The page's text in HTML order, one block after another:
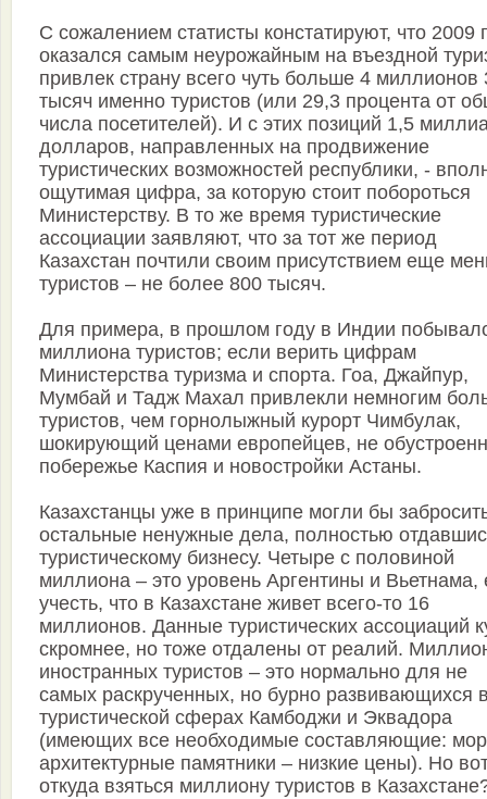
С сожалением статисты констатируют, что 2009
оказался самым неурожайным на въездной
привлек страну всего чуть больше 4 миллионов
тысяч именно туристов (или 29,3 процента от
числа посетителей). И с этих позиций 1,5
долларов, направленных на продвижение
туристических возможностей республики, -
ощутимая цифра, за которую стоит побороться
Министерству. В то же время туристические
ассоциации заявляют, что за тот же период
Казахстан почтили своим присутствием еще
туристов – не более 800 тысяч.
Для примера, в прошлом году в Индии
миллиона туристов; если верить цифрам
Министерства туризма и спорта. Гоа, Джайпур,
Мумбай и Тадж Махал привлекли немногим
туристов, чем горнолыжный курорт Чимбулак,
шокирующий ценами европейцев, не
побережье Каспия и новостройки Астаны.
Казахстанцы уже в принципе могли бы
остальные ненужные дела, полностью
туристическому бизнесу. Четыре с половиной
миллиона – это уровень Аргентины и Вьетнама,
учесть, что в Казахстане живет всего-то 16
миллионов. Данные туристических ассоциаций
скромнее, но тоже отдалены от реалий.
иностранных туристов – это нормально для не
самых раскрученных, но бурно развивающихся
туристической сферах Камбоджи и Эквадора
(имеющих все необходимые составляющие:
архитектурные памятники – низкие цены). Но
откуда взяться миллиону туристов в